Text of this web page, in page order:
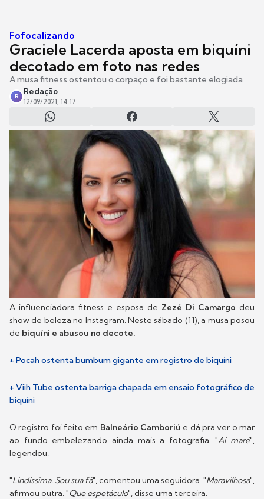
Fofocalizando
Graciele Lacerda aposta em biquíni
decotado em foto nas redes
A musa fitness ostentou o corpaço e foi bastante elogiada
R
Redação
12/09/2021, 14:17
A influenciadora fitness e esposa de Zezé Di Camargo deu
show de beleza no Instagram. Neste sábado (11), a musa posou
de biquíni e abusou no decote.
+ Pocah ostenta bumbum gigante em registro de biquíni
+ Viih Tube ostenta barriga chapada em ensaio fotográfico de
biquíni
O registro foi feito em Balneário Camboriú e dá pra ver o mar
ao fundo embelezando ainda mais a fotografia. "Aí maré",
legendou.
"Lindíssima. Sou sua fã", comentou uma seguidora. "Maravilhosa",
afirmou outra. "Que espetáculo", disse uma terceira.